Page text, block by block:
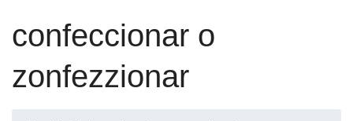
confeccionar o
zonfezzionar